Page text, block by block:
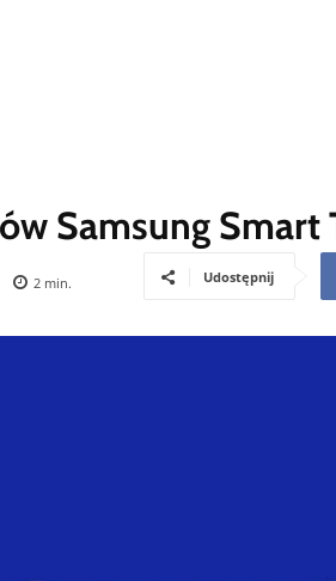
Samsung Smart
2 min. Udostępnij